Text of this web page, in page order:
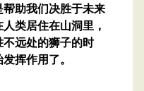
助我们决胜于未来
类居住在山洞里，
远处的狮子的时
挥作用了。